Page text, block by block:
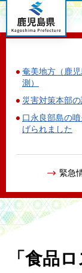
鹿児島県
奄美地方（鹿
測）
災害対策本部
口永良部島の
げられました
緊急
「食品